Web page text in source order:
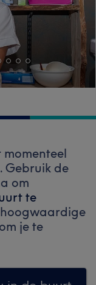
Gebruik de
om
te
je te